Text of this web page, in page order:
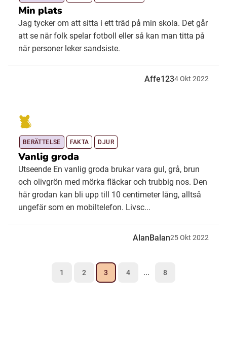
Min plats
Jag tycker om att sitta i ett träd på min skola. Det går
att se när folk spelar fotboll eller så kan man titta på
när personer leker sandsiste.
Affe1234Okt 2022
BERÄTTELSE FAKTA DJUR
Vanlig groda
Utseende En vanlig groda brukar vara gul, grå, brun
och olivgrön med mörka fläckar och trubbig nos. Den
här grodan kan bli upp till 10 centimeter lång, alltså
ungefär som en mobiltelefon. Livsc...
AlanBalan25Okt 2022
1 2 3 4 ... 8